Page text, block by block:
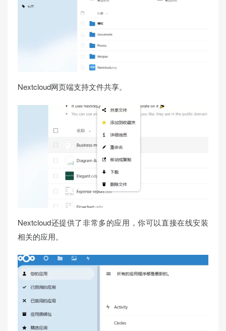
Nextcloud网页端支持文件共享。
Nextcloud还提供了非常多的应用，你可以直接在线安装
相关的应用。